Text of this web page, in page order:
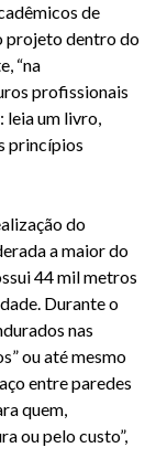
de
projeto dentro do
“na
profissionais
leia um livro,
princípios
do
a maior do
44 mil metros
Durante o
nas
ou até mesmo
entre paredes
quem,
ou pelo custo”,